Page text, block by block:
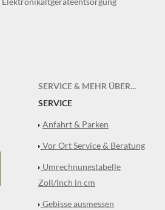
SERVICE & MEHR ÜBER...
SERVICE
Anfahrt & Parken
Vor Ort Service & Beratung
Umrechnungstabelle
Zoll/Inch in cm
Gebisse ausmessen